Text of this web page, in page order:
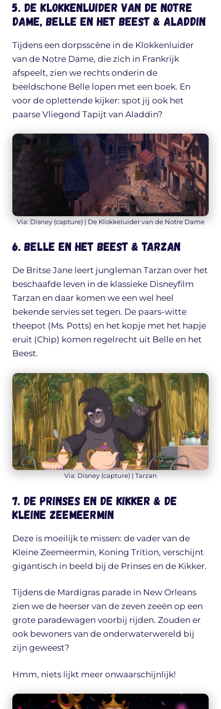
5. De Klokkenluider van de Notre
Dame, Belle en het Beest & Aladdin
Tijdens een dorpsscène in de Klokkenluider
van de Notre Dame, die zich in Frankrijk
afspeelt, zien we rechts onderin de
beeldschone Belle lopen met een boek. En
voor de oplettende kijker: spot jij ook het
paarse Vliegend Tapijt van Aladdin?
Via: Disney (capture) | De Klokkeluider van de Notre Dame
6. Belle en het Beest & Tarzan
De Britse Jane leert jungleman Tarzan over het
beschaafde leven in de klassieke Disneyfilm
Tarzan en daar komen we een wel heel
bekende servies set tegen. De paars-witte
theepot (Ms. Potts) en het kopje met het hapje
eruit (Chip) komen regelrecht uit Belle en het
Beest.
Via: Disney (capture) | Tarzan
7. De Prinses en de Kikker & de
Kleine Zeemeermin
Deze is moeilijk te missen: de vader van de
Kleine Zeemeermin, Koning Trition, verschijnt
gigantisch in beeld bij de Prinses en de Kikker.
Tijdens de Mardigras parade in New Orleans
zien we de heerser van de zeven zeeën op een
grote paradewagen voorbij rijden. Zouden er
ook bewoners van de onderwaterwereld bij
zijn geweest?
Hmm, niets lijkt meer onwaarschijnlijk!